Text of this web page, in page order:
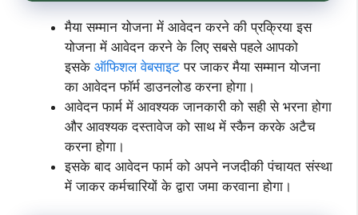
मैया सम्मान योजना में आवेदन करने की प्रक्रिया इस
योजना में आवेदन करने के लिए सबसे पहले आपको
इसके ऑफिशल वेबसाइट पर जाकर मैया सम्मान योजना
का आवेदन फॉर्म डाउनलोड करना होगा।
आवेदन फार्म में आवश्यक जानकारी को सही से भरना होगा
और आवश्यक दस्तावेज को साथ में स्कैन करके अटैच
करना होगा।
इसके बाद आवेदन फार्म को अपने नजदीकी पंचायत संस्था
में जाकर कर्मचारियों के द्वारा जमा करवाना होगा।